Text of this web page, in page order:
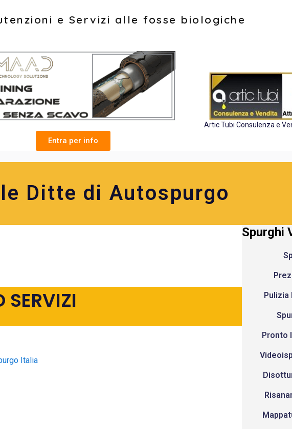
e Servizi alle fosse biologiche
Entra per info
Artic Tubi Consulenza e
Ditte di Autospurgo
SERVIZI
Italia
Spurghi
Pulizia
Pronto